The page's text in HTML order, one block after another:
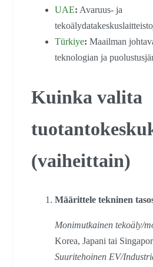
UAE: Avaruus- ja
Türkiye: Maailman
teknologian ja
Kuinka valita
(vaiheittain)
Määrittele tekninen
Monimutkainen tekoäly/
Korea, Japani tai
Suuritehoinen EV/